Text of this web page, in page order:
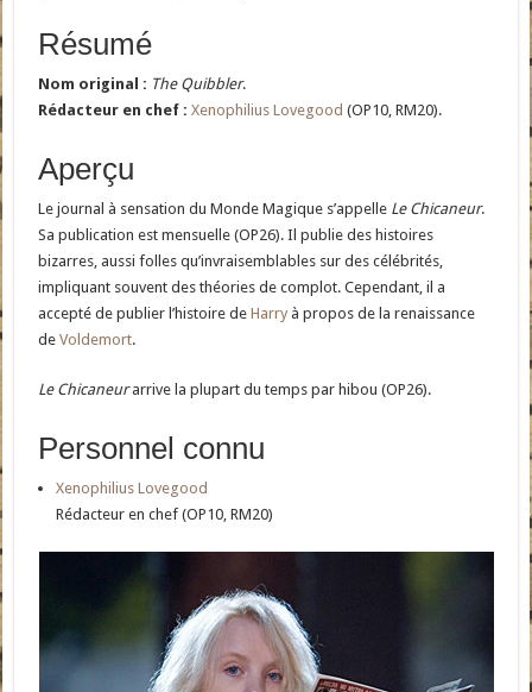
Résumé
Nom original : The Quibbler.
Rédacteur en chef : Xenophilius Lovegood (OP10, RM20).
Aperçu
Le journal à sensation du Monde Magique s’appelle Le Chicaneur.
Sa publication est mensuelle (OP26). Il publie des histoires
bizarres, aussi folles qu’invraisemblables sur des célébrités,
impliquant souvent des théories de complot. Cependant, il a
accepté de publier l’histoire deHarry à propos de la renaissance
deVoldemort.
Le Chicaneurarrive la plupart du temps par hibou (OP26).
Personnel connu
Xenophilius Lovegood
Rédacteur en chef (OP10, RM20)